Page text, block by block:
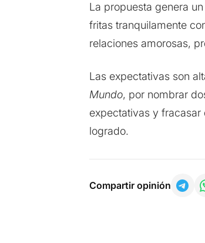
La propuesta genera
fritas tranquilamente
relaciones amorosas,
Las expectativas son
Mundo, por nombrar
expectativas y fracasar
logrado.
Compartir opinión